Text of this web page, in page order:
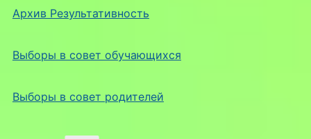
Архив Результативность
Выборы в совет обучающихся
Выборы в совет родителей